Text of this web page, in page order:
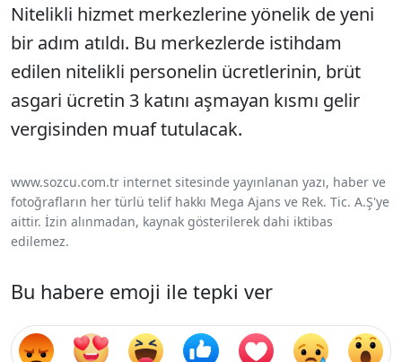
Nitelikli hizmet merkezlerine yönelik de yeni
bir adım atıldı. Bu merkezlerde istihdam
edilen nitelikli personelin ücretlerinin, brüt
asgari ücretin 3 katını aşmayan kısmı gelir
vergisinden muaf tutulacak.
www.sozcu.com.tr internet sitesinde yayınlanan yazı, haber ve
fotoğrafların her türlü telif hakkı Mega Ajans ve Rek. Tic. A.Ş'ye
aittir. İzin alınmadan, kaynak gösterilerek dahi iktibas
edilemez.
Bu habere emoji ile tepki ver